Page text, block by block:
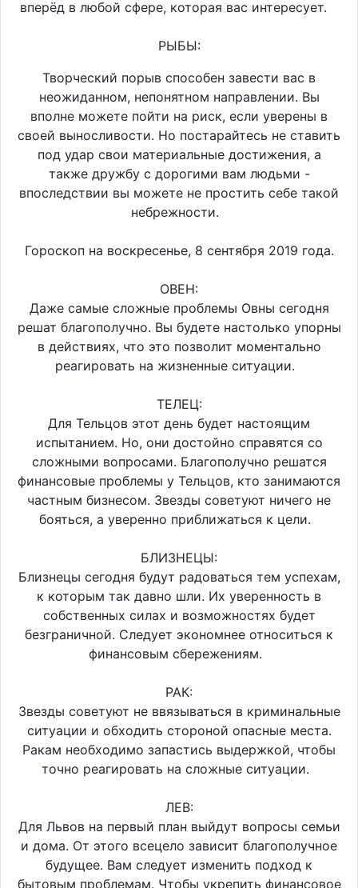
вперёд в любой сфере, которая вас интересует.
РЫБЫ:
Творческий порыв способен завести вас в
неожиданном, непонятном направлении. Вы
вполне можете пойти на риск, если уверены в
своей выносливости. Но постарайтесь не ставить
под удар свои материальные достижения, а
также дружбу с дорогими вам людьми -
впоследствии вы можете не простить себе такой
небрежности.
Гороскоп на воскресенье, 8 сентября 2019 года.
ОВЕН:
Даже самые сложные проблемы Овны сегодня
решат благополучно. Вы будете настолько упорны
в действиях, что это позволит моментально
реагировать на жизненные ситуации.
ТЕЛЕЦ:
Для Тельцов этот день будет настоящим
испытанием. Но, они достойно справятся со
сложными вопросами. Благополучно решатся
финансовые проблемы у Тельцов, кто занимаются
частным бизнесом. Звезды советуют ничего не
бояться, а уверенно приближаться к цели.
БЛИЗНЕЦЫ:
Близнецы сегодня будут радоваться тем успехам,
к которым так давно шли. Их уверенность в
собственных силах и возможностях будет
безграничной. Следует экономнее относиться к
финансовым сбережениям.
РАК:
Звезды советуют не ввязываться в криминальные
ситуации и обходить стороной опасные места.
Ракам необходимо запастись выдержкой, чтобы
точно реагировать на сложные ситуации.
ЛЕВ:
Для Львов на первый план выйдут вопросы семьи
и дома. От этого всецело зависит благополучное
будущее. Вам следует изменить подход к
бытовым проблемам. Чтобы укрепить финансовое